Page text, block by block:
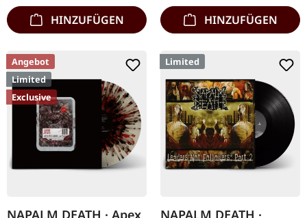
HINZUFÜGEN HINZUFÜGEN
Angebot
Limited
Exclusive
NAPALM DEATH · Apex
Limited
NAPALM DEATH ·